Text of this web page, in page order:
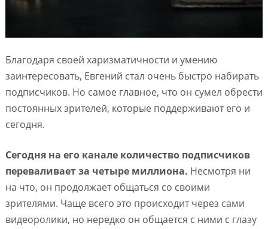
Благодаря своей харизматичности и умению
заинтересовать, Евгений стал очень быстро набирать
подписчиков. Но самое главное, что он сумел обрести
постоянных зрителей, которые поддерживают его и
сегодня.
Сегодня на его канале количество подписчиков
переваливает за четыре миллиона. Несмотря ни
на что, он продолжает общаться со своими
зрителями. Чаще всего это происходит через сами
видеоролики, но нередко он общается с ними с глазу